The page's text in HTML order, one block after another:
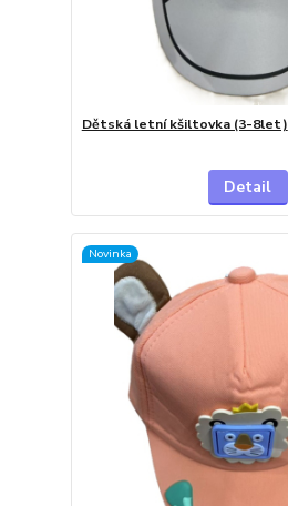
Dětská letní kšiltovka (3-8let)
Detail
Novinka